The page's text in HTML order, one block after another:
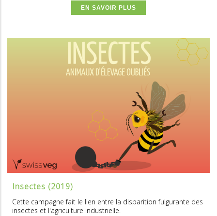
EN SAVOIR PLUS
Insectes (2019)
Cette campagne fait le lien entre la disparition fulgurante des
insectes et l'agriculture industrielle.